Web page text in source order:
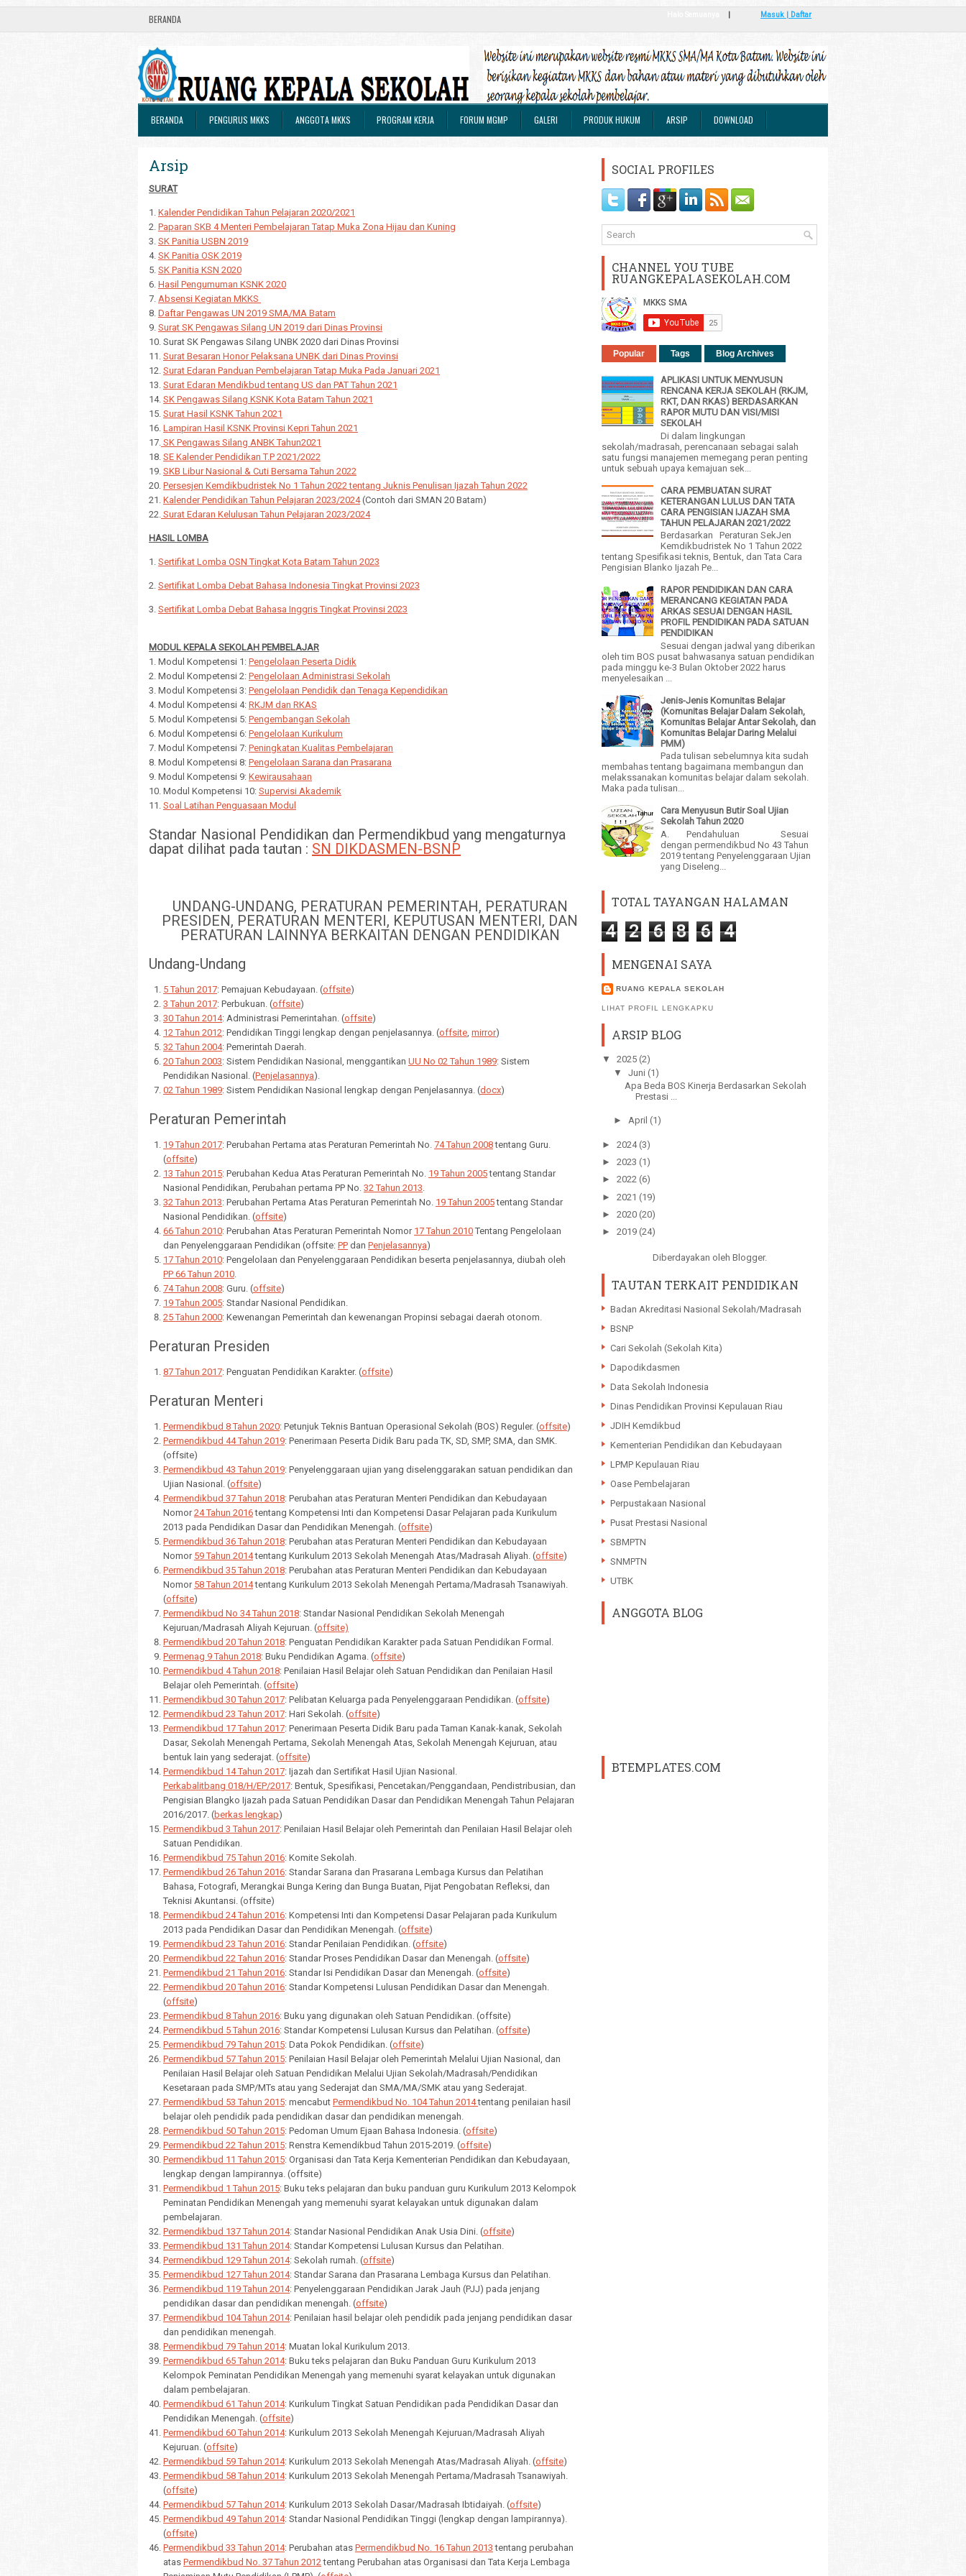
BERANDA
BERANDA PENGURUS MKKS ANGGOTA MKKS PROGRAM KERJA FORUM MGMP GALERI PRODUK HUKUM ARSIP DOWNLOAD
Arsip
SURAT
1. Kalender Pendidikan Tahun Pelajaran 2020/2021
2. Paparan SKB 4 Menteri Pembelajaran Tatap Muka Zona Hijau dan Kuning
3. SK Panitia USBN 2019
4. SK Panitia OSK 2019
5. SK Panitia KSN 2020
6. Hasil Pengumuman KSNK 2020
7. Absensi Kegiatan MKKS
8. Daftar Pengawas UN 2019 SMA/MA Batam
9. Surat SK Pengawas Silang UN 2019 dari Dinas Provinsi
10. Surat SK Pengawas Silang UNBK 2020 dari Dinas Provinsi
11. Surat Besaran Honor Pelaksana UNBK dari Dinas Provinsi
12. Surat Edaran Panduan Pembelajaran Tatap Muka Pada Januari 2021
13. Surat Edaran Mendikbud tentang US dan PAT Tahun 2021
14. SK Pengawas Silang KSNK Kota Batam Tahun 2021
15. Surat Hasil KSNK Tahun 2021
16. Lampiran Hasil KSNK Provinsi Kepri Tahun 2021
17. SK Pengawas Silang ANBK Tahun2021
18. SE Kalender Pendidikan T.P 2021/2022
19. SKB Libur Nasional & Cuti Bersama Tahun 2022
20. Persesjen Kemdikbudristek No 1 Tahun 2022 tentang Juknis Penulisan Ijazah Tahun 2022
21. Kalender Pendidikan Tahun Pelajaran 2023/2024(Contoh dari SMAN 20 Batam)
22. Surat Edaran Kelulusan Tahun Pelajaran 2023/2024
HASIL LOMBA
1. Sertifikat Lomba OSN Tingkat Kota Batam Tahun 2023
2. Sertifikat Lomba Debat Bahasa Indonesia Tingkat Provinsi 2023
3. Sertifikat Lomba Debat Bahasa Inggris Tingkat Provinsi 2023
MODUL KEPALA SEKOLAH PEMBELAJAR
1. Modul Kompetensi 1: Pengelolaan Peserta Didik
2. Modul Kompetensi 2: Pengelolaan Administrasi Sekolah
3. Modul Kompetensi 3: Pengelolaan Pendidik dan Tenaga Kependidikan
4. Modul Kompetensi 4: RKJM dan RKAS
5. Modul Kompetensi 5: Pengembangan Sekolah
6. Modul Kompetensi 6: Pengelolaan Kurikulum
7. Modul Kompetensi 7: Peningkatan Kualitas Pembelajaran
8. Modul Kompetensi 8: Pengelolaan Sarana dan Prasarana
9. Modul Kompetensi 9: Kewirausahaan
10. Modul Kompetensi 10: Supervisi Akademik
11. Soal Latihan Penguasaan Modul
Standar Nasional Pendidikan dan Permendikbud yang mengaturnya
dapat dilihat pada tautan : SN DIKDASMEN-BSNP
UNDANG-UNDANG, PERATURAN PEMERINTAH, PERATURAN
PRESIDEN, PERATURAN MENTERI, KEPUTUSAN MENTERI, DAN
PERATURAN LAINNYA BERKAITAN DENGAN PENDIDIKAN
Undang-Undang
5 Tahun 2017: Pemajuan Kebudayaan. (offsite)
3 Tahun 2017: Perbukuan. (offsite)
30 Tahun 2014: Administrasi Pemerintahan. (offsite)
12 Tahun 2012: Pendidikan Tinggi lengkap dengan penjelasannya. (offsite, mirror)
32 Tahun 2004: Pemerintah Daerah.
20 Tahun 2003: Sistem Pendidikan Nasional, menggantikan UU No 02 Tahun 1989: Sistem
Pendidikan Nasional. (Penjelasannya).
02 Tahun 1989: Sistem Pendidikan Nasional lengkap dengan Penjelasannya. (docx)
Peraturan Pemerintah
19 Tahun 2017: Perubahan Pertama atas Peraturan Pemerintah No. 74 Tahun 2008tentang Guru.
(offsite)
13 Tahun 2015: Perubahan Kedua Atas Peraturan Pemerintah No. 19 Tahun 2005tentang Standar
Nasional Pendidikan, Perubahan pertama PP No. 32 Tahun 2013.
32 Tahun 2013: Perubahan Pertama Atas Peraturan Pemerintah No. 19 Tahun 2005tentang Standar
Nasional Pendidikan. (offsite)
66 Tahun 2010: Perubahan Atas Peraturan Pemerintah Nomor 17 Tahun 2010 Tentang Pengelolaan
dan Penyelenggaraan Pendidikan (offsite: PP dan Penjelasannya)
17 Tahun 2010: Pengelolaan dan Penyelenggaraan Pendidikan beserta penjelasannya, diubah oleh
PP 66 Tahun 2010.
74 Tahun 2008: Guru. (offsite)
19 Tahun 2005: Standar Nasional Pendidikan.
25 Tahun 2000: Kewenangan Pemerintah dan kewenangan Propinsi sebagai daerah otonom.
Peraturan Presiden
87 Tahun 2017: Penguatan Pendidikan Karakter. (offsite)
Peraturan Menteri
Permendikbud 8 Tahun 2020: Petunjuk Teknis Bantuan Operasional Sekolah (BOS) Reguler. (offsite)
Permendikbud 44 Tahun 2019: Penerimaan Peserta Didik Baru pada TK, SD, SMP, SMA, dan SMK.
(offsite)
Permendikbud 43 Tahun 2019: Penyelenggaraan ujian yang diselenggarakan satuan pendidikan dan
Ujian Nasional. (offsite)
Permendikbud 37 Tahun 2018: Perubahan atas Peraturan Menteri Pendidikan dan Kebudayaan
Nomor24 Tahun 2016tentang Kompetensi Inti dan Kompetensi Dasar Pelajaran pada Kurikulum
2013 pada Pendidikan Dasar dan Pendidikan Menengah. (offsite)
Permendikbud 36 Tahun 2018: Perubahan atas Peraturan Menteri Pendidikan dan Kebudayaan
Nomor 59 Tahun 2014tentang Kurikulum 2013 Sekolah Menengah Atas/Madrasah Aliyah. (offsite)
Permendikbud 35 Tahun 2018: Perubahan atas Peraturan Menteri Pendidikan dan Kebudayaan
Nomor 58 Tahun 2014tentang Kurikulum 2013 Sekolah Menengah Pertama/Madrasah Tsanawiyah.
(offsite)
Permendikbud No 34 Tahun 2018: Standar Nasional Pendidikan Sekolah Menengah
Kejuruan/Madrasah Aliyah Kejuruan. (offsite)
Permendikbud 20 Tahun 2018: Penguatan Pendidikan Karakter pada Satuan Pendidikan Formal.
Permenag 9 Tahun 2018: Buku Pendidikan Agama. (offsite)
Permendikbud 4 Tahun 2018: Penilaian Hasil Belajar oleh Satuan Pendidikan dan Penilaian Hasil
Belajar oleh Pemerintah. (offsite)
Permendikbud 30 Tahun 2017: Pelibatan Keluarga pada Penyelenggaraan Pendidikan. (offsite)
Permendikbud 23 Tahun 2017: Hari Sekolah. (offsite)
Permendikbud 17 Tahun 2017: Penerimaan Peserta Didik Baru pada Taman Kanak-kanak, Sekolah
Dasar, Sekolah Menengah Pertama, Sekolah Menengah Atas, Sekolah Menengah Kejuruan, atau
bentuk lain yang sederajat. (offsite)
Permendikbud 14 Tahun 2017: Ijazah dan Sertifikat Hasil Ujian Nasional.
Perkabalitbang 018/H/EP/2017: Bentuk, Spesifikasi, Pencetakan/Penggandaan, Pendistribusian, dan
Pengisian Blangko Ijazah pada Satuan Pendidikan Dasar dan Pendidikan Menengah Tahun Pelajaran
2016/2017. (berkas lengkap)
Permendikbud 3 Tahun 2017: Penilaian Hasil Belajar oleh Pemerintah dan Penilaian Hasil Belajar oleh
Satuan Pendidikan.
Permendikbud 75 Tahun 2016: Komite Sekolah.
Permendikbud 26 Tahun 2016: Standar Sarana dan Prasarana Lembaga Kursus dan Pelatihan
Bahasa, Fotografi, Merangkai Bunga Kering dan Bunga Buatan, Pijat Pengobatan Refleksi, dan
Teknisi Akuntansi. (offsite)
Permendikbud 24 Tahun 2016: Kompetensi Inti dan Kompetensi Dasar Pelajaran pada Kurikulum
2013 pada Pendidikan Dasar dan Pendidikan Menengah. (offsite)
Permendikbud 23 Tahun 2016: Standar Penilaian Pendidikan. (offsite)
Permendikbud 22 Tahun 2016: Standar Proses Pendidikan Dasar dan Menengah. (offsite)
Permendikbud 21 Tahun 2016: Standar Isi Pendidikan Dasar dan Menengah. (offsite)
Permendikbud 20 Tahun 2016: Standar Kompetensi Lulusan Pendidikan Dasar dan Menengah.
(offsite)
Permendikbud 8 Tahun 2016: Buku yang digunakan oleh Satuan Pendidikan. (offsite)
Permendikbud 5 Tahun 2016: Standar Kompetensi Lulusan Kursus dan Pelatihan. (offsite)
Permendikbud 79 Tahun 2015: Data Pokok Pendidikan. (offsite)
Permendikbud 57 Tahun 2015: Penilaian Hasil Belajar oleh Pemerintah Melalui Ujian Nasional, dan
Penilaian Hasil Belajar oleh Satuan Pendidikan Melalui Ujian Sekolah/Madrasah/Pendidikan
Kesetaraan pada SMP/MTs atau yang Sederajat dan SMA/MA/SMK atau yang Sederajat.
Permendikbud 53 Tahun 2015: mencabut Permendikbud No. 104 Tahun 2014tentang penilaian hasil
belajar oleh pendidik pada pendidikan dasar dan pendidikan menengah.
Permendikbud 50 Tahun 2015: Pedoman Umum Ejaan Bahasa Indonesia. (offsite)
Permendikbud 22 Tahun 2015: Renstra Kemendikbud Tahun 2015-2019. (offsite)
Permendikbud 11 Tahun 2015: Organisasi dan Tata Kerja Kementerian Pendidikan dan Kebudayaan,
lengkap dengan lampirannya. (offsite)
Permendikbud 1 Tahun 2015: Buku teks pelajaran dan buku panduan guru Kurikulum 2013 Kelompok
Peminatan Pendidikan Menengah yang memenuhi syarat kelayakan untuk digunakan dalam
pembelajaran.
Permendikbud 137 Tahun 2014: Standar Nasional Pendidikan Anak Usia Dini. (offsite)
Permendikbud 131 Tahun 2014: Standar Kompetensi Lulusan Kursus dan Pelatihan.
Permendikbud 129 Tahun 2014: Sekolah rumah. (offsite)
Permendikbud 127 Tahun 2014: Standar Sarana dan Prasarana Lembaga Kursus dan Pelatihan.
Permendikbud 119 Tahun 2014: Penyelenggaraan Pendidikan Jarak Jauh (PJJ) pada jenjang
pendidikan dasar dan pendidikan menengah. (offsite)
Permendikbud 104 Tahun 2014: Penilaian hasil belajar oleh pendidik pada jenjang pendidikan dasar
dan pendidikan menengah.
Permendikbud 79 Tahun 2014: Muatan lokal Kurikulum 2013.
Permendikbud 65 Tahun 2014: Buku teks pelajaran dan Buku Panduan Guru Kurikulum 2013
Kelompok Peminatan Pendidikan Menengah yang memenuhi syarat kelayakan untuk digunakan
dalam pembelajaran.
Permendikbud 61 Tahun 2014: Kurikulum Tingkat Satuan Pendidikan pada Pendidikan Dasar dan
Pendidikan Menengah. (offsite)
Permendikbud 60 Tahun 2014: Kurikulum 2013 Sekolah Menengah Kejuruan/Madrasah Aliyah
Kejuruan. (offsite)
Permendikbud 59 Tahun 2014: Kurikulum 2013 Sekolah Menengah Atas/Madrasah Aliyah. (offsite)
Permendikbud 58 Tahun 2014: Kurikulum 2013 Sekolah Menengah Pertama/Madrasah Tsanawiyah.
(offsite)
Permendikbud 57 Tahun 2014: Kurikulum 2013 Sekolah Dasar/Madrasah Ibtidaiyah. (offsite)
Permendikbud 49 Tahun 2014: Standar Nasional Pendidikan Tinggi (lengkap dengan lampirannya).
(offsite)
Permendikbud 33 Tahun 2014: Perubahan atas Permendikbud No. 16 Tahun 2013 tentang perubahan
atas Permendikbud No. 37 Tahun 2012tentang Perubahan atas Organisasi dan Tata Kerja Lembaga
SOCIAL PROFILES
CHANNEL YOU TUBE
RUANGKEPALASEKOLAH.COM
Popular Tags Blog Archives
APLIKASI UNTUK MENYUSUN
RENCANA KERJA SEKOLAH (RKJM,
RKT, DAN RKAS) BERDASARKAN
RAPOR MUTU DAN VISI/MISI
SEKOLAH
Di dalam lingkungan
sekolah/madrasah, perencanaan sebagai salah
satu fungsi manajemen memegang peran penting
untuk sebuah upaya kemajuan sek...
CARA PEMBUATAN SURAT
KETERANGAN LULUS DAN TATA
CARA PENGISIAN IJAZAH SMA
TAHUN PELAJARAN 2021/2022
Berdasarkan Peraturan SekJen
Kemdikbudristek No 1 Tahun 2022
tentang Spesifikasi teknis, Bentuk, dan Tata Cara
Pengisian Blanko Ijazah Pe...
RAPOR PENDIDIKAN DAN CARA
MERANCANG KEGIATAN PADA
ARKAS SESUAI DENGAN HASIL
PROFIL PENDIDIKAN PADA SATUAN
PENDIDIKAN
Sesuai dengan jadwal yang diberikan
oleh tim BOS pusat bahwasanya satuan pendidikan
pada minggu ke-3 Bulan Oktober 2022 harus
menyelesaikan ...
Jenis-Jenis Komunitas Belajar
(Komunitas Belajar Dalam Sekolah,
Komunitas Belajar Antar Sekolah, dan
Komunitas Belajar Daring Melalui
PMM)
Pada tulisan sebelumnya kita sudah
membahas tentang bagaimana membangun dan
melakssanakan komunitas belajar dalam sekolah.
Maka pada tulisan...
Cara Menyusun Butir Soal Ujian
Sekolah Tahun 2020
A. Pendahuluan Sesuai
dengan permendikbud No 43 Tahun
2019 tentang Penyelenggaraan Ujian
yang Diseleng...
TOTAL TAYANGAN HALAMAN
4 2 6 8 6 4
MENGENAI SAYA
RUANG KEPALA SEKOLAH
LIHAT PROFIL LENGKAPKU
ARSIP BLOG
▼ 2025 (2)
▼ Juni (1)
Apa Beda BOS Kinerja Berdasarkan Sekolah
Prestasi ...
► April (1)
► 2024(3)
► 2023 (1)
► 2022 (6)
► 2021 (19)
► 2020 (20)
► 2019 (24)
Diberdayakan oleh Blogger.
TAUTAN TERKAIT PENDIDIKAN
Badan Akreditasi Nasional Sekolah/Madrasah
BSNP
Cari Sekolah (Sekolah Kita)
Dapodikdasmen
Data Sekolah Indonesia
Dinas Pendidikan Provinsi Kepulauan Riau
JDIH Kemdikbud
Kementerian Pendidikan dan Kebudayaan
LPMP Kepulauan Riau
Oase Pembelajaran
Perpustakaan Nasional
Pusat Prestasi Nasional
SBMPTN
SNMPTN
UTBK
ANGGOTA BLOG
BTEMPLATES.COM
| Masuk | Daftar